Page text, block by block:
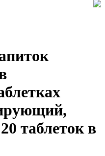
таблеток в